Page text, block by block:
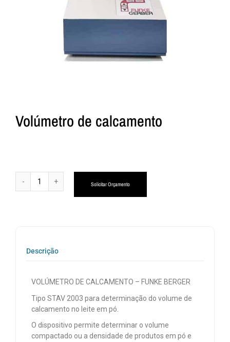
Volúmetro de calcamento
Solicitar Orçamento
Descrição
VOLÚMETRO DE CALCAMENTO – FUNKE BERGER
Tipo STAV 2003 para determinação do volume de
calcamento no leite em pó.
O dispositivo permite determinar o volume
compactado ou a densidade de produtos em pó e